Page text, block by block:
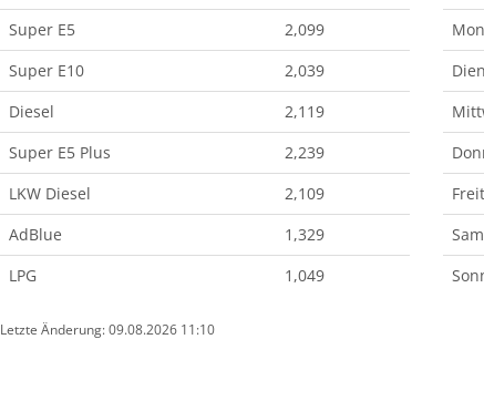
Super E5
2,099
Super E10
2,039
Diesel
2,119
Super E5 Plus
2,239
LKW Diesel
2,109
AdBlue
1,329
LPG
1,049
Letzte Änderung: 09.08.2026 11:10